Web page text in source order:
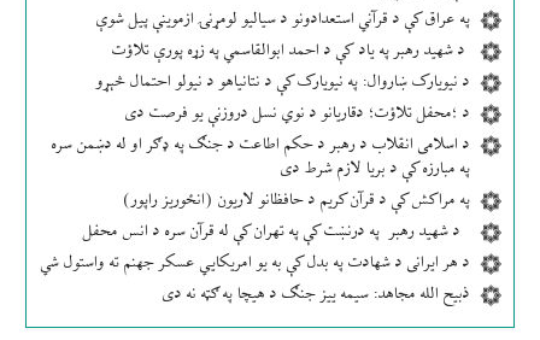
په عراق کې د قرآني استعدادونو د سیالیو لومړنۍ ازموینې پیل شوې
د شهید رهبر په یاد کې د احمد ابوالقاسمي په زړه پورې تلاؤت
د نیویارک ښاروال: په نیویارک کې د نتانیاهو د نیولو احتمال څېړو
د ؛محفل تلاؤت؛ دقاریانو د نوي نسل دروزنې یو فرصت دی
د اسلامی انقلاب د رهبر د حکم اطاعت د جنګ په ډګر او له دښمن سره
په مبارزه کې د بریا لازم شرط دی
په مراکش کې د قرآن کریم د حافظانو لاریون (انځوریز راپور)
د شهید رهبر په درنښت کې په تهران کې له قرآن سره د انس محفل
د هر ایرانی د شهادت په بدل کې به یو امریکایي عسکر جهنم ته واستول شي
ذبیح الله مجاهد: سیمه ییز جنګ د هیچا په ګټه نه دی